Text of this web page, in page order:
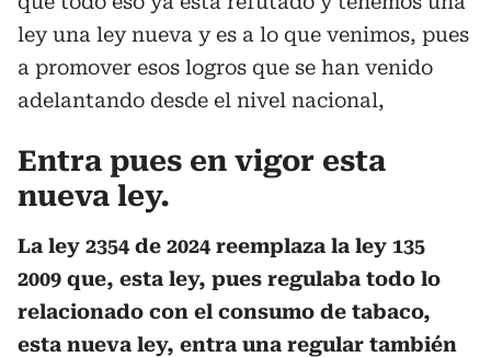
ley una ley nueva y es a lo que venimos, pues
a promover esos logros que se han venido
adelantando desde el nivel nacional,
Entra pues en vigor esta
nueva ley.
La ley 2354 de 2024 reemplaza la ley 135
2009 que, esta ley, pues regulaba todo lo
relacionado con el consumo de tabaco,
esta nueva ley, entra una regular también